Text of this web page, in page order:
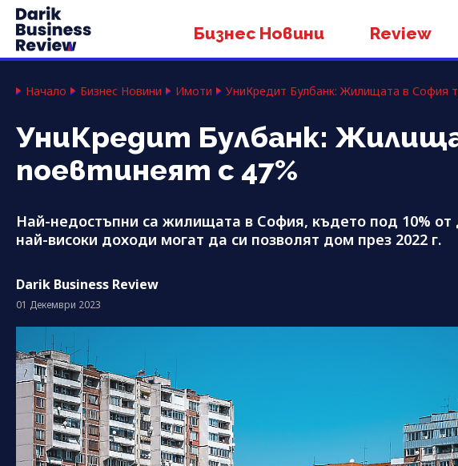
Бизнес Новини Review
Начало Бизнес Новини Имоти УниКредит Булбанк: Жилищата в София
УниКредит Булбанк:
поевтинеят с 47%
Най-недостъпни са жилищата в София, където под 10% от
най-високи доходи могат да си позволят дом през 2022 г.
Darik Business Review
01 Декември 2023